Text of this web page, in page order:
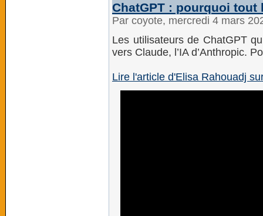
ChatGPT : pourquoi tout
Par coyote, mercredi 4 mars
Les utilisateurs de ChatGPT
vers Claude, l’IA d’Anthropic.
Lire l'article d'Elisa Rahouadj